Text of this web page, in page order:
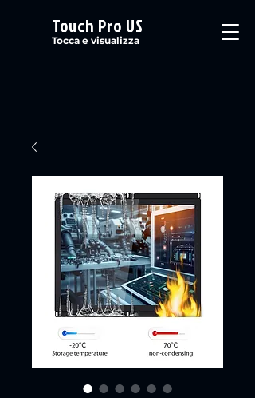
Touch Pro US
Tocca e visualizza